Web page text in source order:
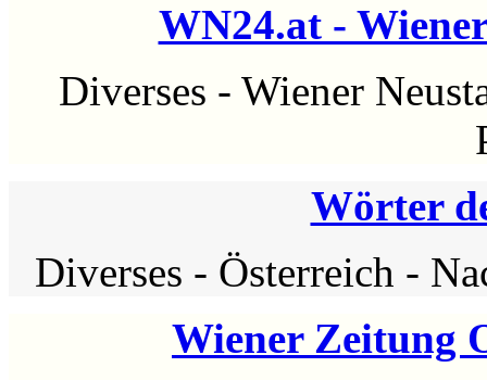
WN24.at -
Diverses - Wiener
Wörter
Diverses - Österreich -
Wiener Zeitung